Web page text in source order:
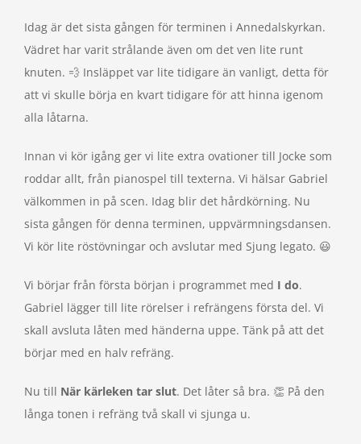
Idag är det sista gången för terminen i Annedalskyrkan.
Vädret har varit strålande även om det ven lite runt
knuten. 💨 Insläppet var lite tidigare än vanligt, detta för
att vi skulle börja en kvart tidigare för att hinna igenom
alla låtarna.
Innan vi kör igång ger vi lite extra ovationer till Jocke som
roddar allt, från pianospel till texterna. Vi hälsar Gabriel
välkommen in på scen. Idag blir det hårdkörning. Nu
sista gången för denna terminen, uppvärmningsdansen.
Vi kör lite röstövningar och avslutar med Sjung legato. 😃
Vi börjar från första början i programmet med I do.
Gabriel lägger till lite rörelser i refrängens första del. Vi
skall avsluta låten med händerna uppe. Tänk på att det
börjar med en halv refräng.
Nu till När kärleken tar slut. Det låter så bra. 👏 På den
långa tonen i refräng två skall vi sjunga u.